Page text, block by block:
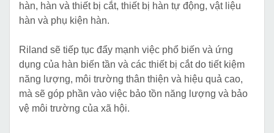
hàn, hàn và thiết bị cắt, thiết bị hàn tự động, vật liệu
hàn và phụ kiện hàn.
Riland sẽ tiếp tục đẩy mạnh việc phổ biến và ứng
dụng của hàn biến tần và các thiết bị cắt do tiết kiệm
năng lượng, môi trường thân thiện và hiệu quả cao,
mà sẽ góp phần vào việc bảo tồn năng lượng và bảo
vệ môi trường của xã hội.